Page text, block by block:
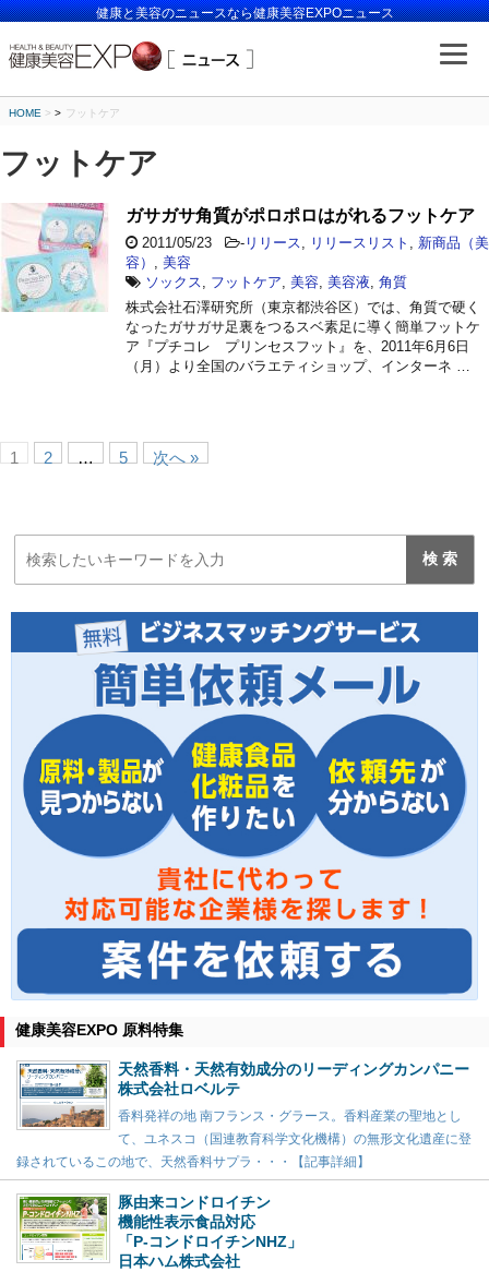
健康と美容のニュースなら健康美容EXPOニュース
HOME > フットケア
フットケア
ガサガサ角質がポロポロはがれるフットケア
2011/05/23 - リリース リリースリスト
新商品（美
容）
美容
ソックス
フットケア 美容 美容液 角質
株式会社石澤研究所（東京都渋谷区）では、角質で硬く
なったガサガサ足裏をつるスベ素足に導く簡単フットケ
ア『プチコレ プリンセスフット』を、2011年6月6日
（月）より全国のバラエティショップ、インターネ …
1 2 … 5 次へ »
健康美容EXPO 原料特集
天然香料・天然有効成分のリーディングカンパニー
株式会社ロベルテ
香料発祥の地 南フランス・グラース。香料産業の聖地とし
て、ユネスコ（国連教育科学文化機構）の無形文化遺産に登
録されているこの地で、天然香料サプラ・・・【記事詳細】
豚由来コンドロイチン
機能性表示食品対応
「P-コンドロイチンNHZ」
日本ハム株式会社